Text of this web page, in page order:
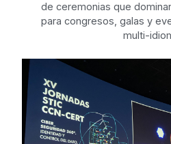
de ceremonias que
para congresos, galas y
multi-